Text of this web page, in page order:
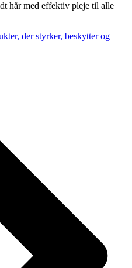
hår med effektiv pleje til alle
der styrker, beskytter og